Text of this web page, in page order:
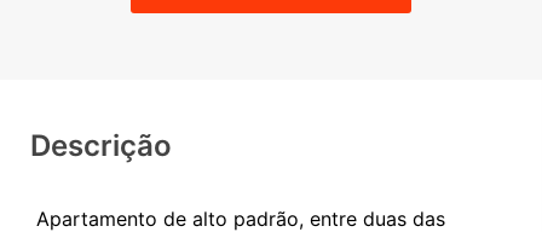
Descrição
Apartamento de alto padrão, entre duas das